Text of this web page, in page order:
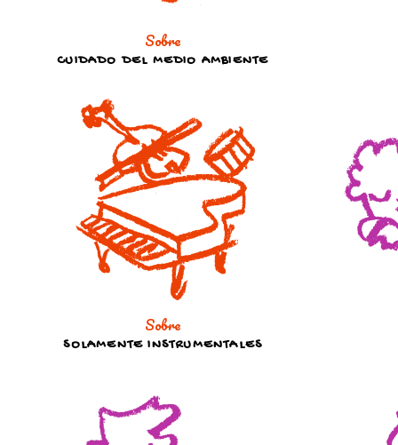
Sobre
CUIDADO DEL MEDIO AMBIENTE
Sobre
SOLAMENTE INSTRUMENTALES